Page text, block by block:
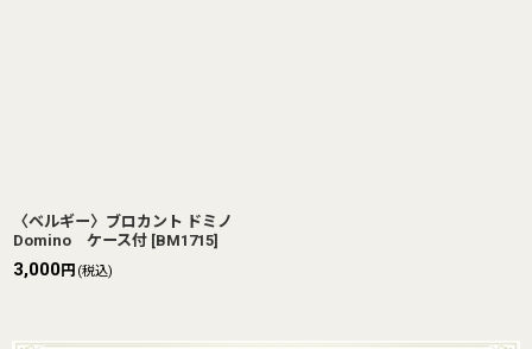
〈ベルギー〉ブロカント ドミノ
Domino ケース付 [BM1715]
3,000円 (税込)